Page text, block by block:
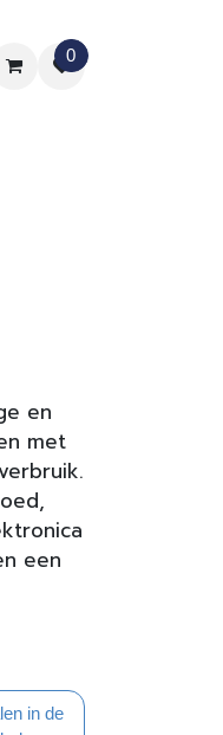
0
en
met
een
in de